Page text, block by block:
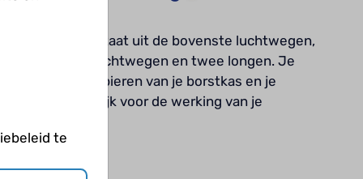
bestaat uit de bovenste luchtwegen,
en kleine luchtwegen en twee longen. Je
de spieren van je borstkas en je
zijn heel belangrijk voor de werking van je
te